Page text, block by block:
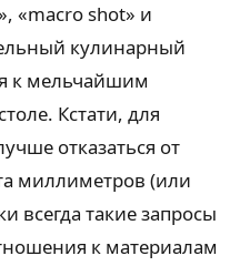
«macro shot» и
кулинарный
к мельчайшим
Кстати, для
отказаться от
миллиметров (или
всегда такие запросы
к материалам